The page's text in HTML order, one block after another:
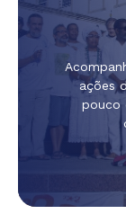
ações
pouco